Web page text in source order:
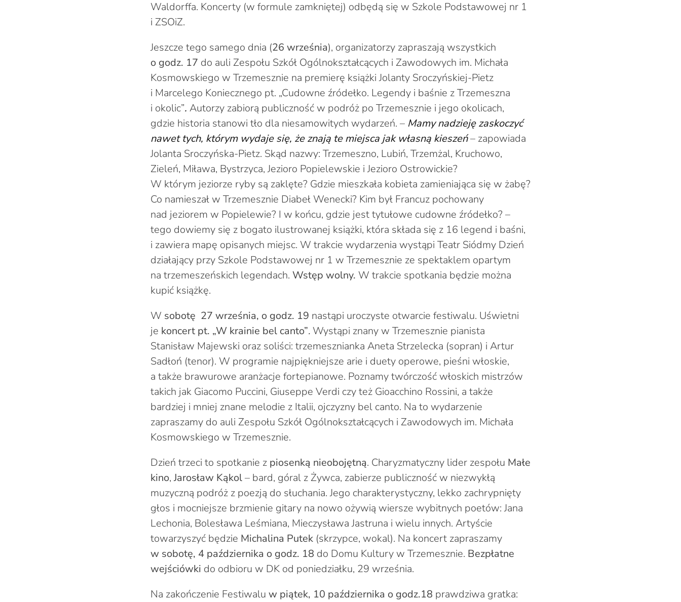
Waldorffa. Koncerty (w formule zamkniętej) odbędą się w Szkole Podstawowej nr 1
i ZSOiZ.
Jeszcze tego samego dnia (26 września), organizatorzy zapraszają wszystkich
o godz. 17 do auli Zespołu Szkół Ogólnokształcących i Zawodowych im. Michała
Kosmowskiego w Trzemesznie na premierę książki Jolanty Sroczyńskiej-Pietz
i Marcelego Koniecznego pt. „Cudowne źródełko. Legendy i baśnie z Trzemeszna
i okolic”. Autorzy zabiorą publiczność w podróż po Trzemesznie i jego okolicach,
gdzie historia stanowi tło dla niesamowitych wydarzeń. – Mamy nadzieję zaskoczyć
nawet tych, którym wydaje się, że znają te miejsca jak własną kieszeń– zapowiada
Jolanta Sroczyńska-Pietz. Skąd nazwy: Trzemeszno, Lubiń, Trzemżal, Kruchowo,
Zieleń, Miława, Bystrzyca, Jezioro Popielewskie i Jezioro Ostrowickie?
W którym jeziorze ryby są zaklęte? Gdzie mieszkała kobieta zamieniająca się w żabę?
Co namieszał w Trzemesznie Diabeł Wenecki? Kim był Francuz pochowany
nad jeziorem w Popielewie? I w końcu, gdzie jest tytułowe cudowne źródełko? –
tego dowiemy się z bogato ilustrowanej książki, która składa się z 16 legend i baśni,
i zawiera mapę opisanych miejsc. W trakcie wydarzenia wystąpi Teatr Siódmy Dzień
działający przy Szkole Podstawowej nr 1 w Trzemesznie ze spektaklem opartym
na trzemeszeńskich legendach. Wstęp wolny. W trakcie spotkania będzie można
kupić książkę.
W sobotę 27 września, o godz. 19 nastąpi uroczyste otwarcie festiwalu. Uświetni
je koncert pt. „W krainie bel canto”. Wystąpi znany w Trzemesznie pianista
Stanisław Majewski oraz soliści: trzemesznianka Aneta Strzelecka (sopran) i Artur
Sadłoń (tenor). W programie najpiękniejsze arie i duety operowe, pieśni włoskie,
a także brawurowe aranżacje fortepianowe. Poznamy twórczość włoskich mistrzów
takich jak Giacomo Puccini, Giuseppe Verdi czy też Gioacchino Rossini, a także
bardziej i mniej znane melodie z Italii, ojczyzny bel canto. Na to wydarzenie
zapraszamy do auli Zespołu Szkół Ogólnokształcących i Zawodowych im. Michała
Kosmowskiego w Trzemesznie.
Dzień trzeci to spotkanie z piosenką nieobojętną. Charyzmatyczny lider zespołu Małe
kino,Jarosław Kąkol– bard, góral z Żywca, zabierze publiczność w niezwykłą
muzyczną podróż z poezją do słuchania. Jego charakterystyczny, lekko zachrypnięty
głos i mocniejsze brzmienie gitary na nowo ożywią wiersze wybitnych poetów: Jana
Lechonia, Bolesława Leśmiana, Mieczysława Jastruna i wielu innych. Artyście
towarzyszyć będzie Michalina Putek (skrzypce, wokal). Na koncert zapraszamy
w sobotę, 4 października o godz. 18 do Domu Kultury w Trzemesznie. Bezpłatne
wejściówki do odbioru w DK od poniedziałku, 29 września.
Na zakończenie Festiwalu w piątek, 10 października o godz.18 prawdziwa gratka: